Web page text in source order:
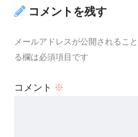
コメントを残す
メールアドレスが公開されるこ
る欄は必須項目です
コメント ※